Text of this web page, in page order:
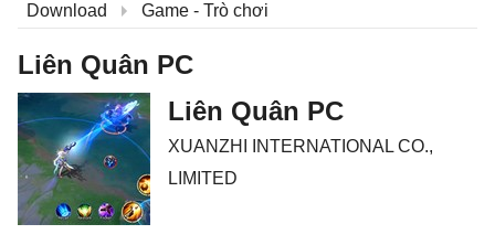
Download Game - Trò chơi
Liên Quân PC
Liên Quân PC
XUANZHI INTERNATIONAL CO.,
LIMITED